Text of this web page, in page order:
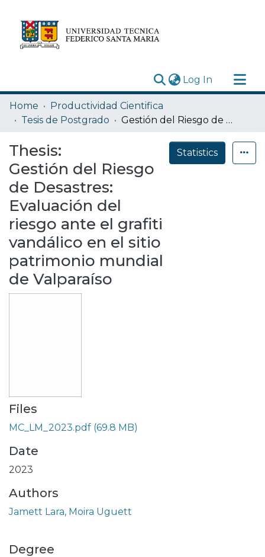
Log In (current)
Research Outputs
Statistics
Depósito
Home
Productividad Cientifica
Tesis de Postgrado
Gestión del Riesgo de Desastres: Evaluación del riesgo ante el grafiti vandálico en el sitio patrimonio mundial de Valparaíso
Thesis:
Gestión del Riesgo
de Desastres:
Evaluación del
riesgo ante el grafiti
vandálico en el sitio
patrimonio mundial
de Valparaíso
Statistics
Files
MC_LM_2023.pdf (69.8 MB)
Date
2023
Authors
Jamett Lara, Moira Uguett
Degree